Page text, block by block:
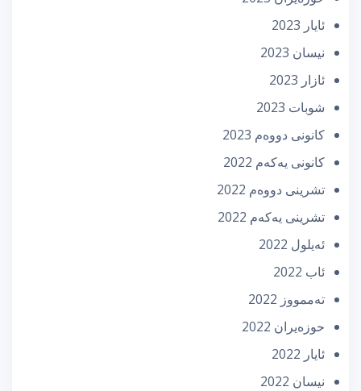
ئایار 2023
نیسان 2023
ئازار 2023
شوبات 2023
كانونی دووه‌م 2023
كانونی یه‌كه‌م 2022
تشرینی دووه‌م 2022
تشرینی یه‌كه‌م 2022
ئه‌یلول 2022
ئاب 2022
تەممووز 2022
حوزه‌یران 2022
ئایار 2022
نیسان 2022